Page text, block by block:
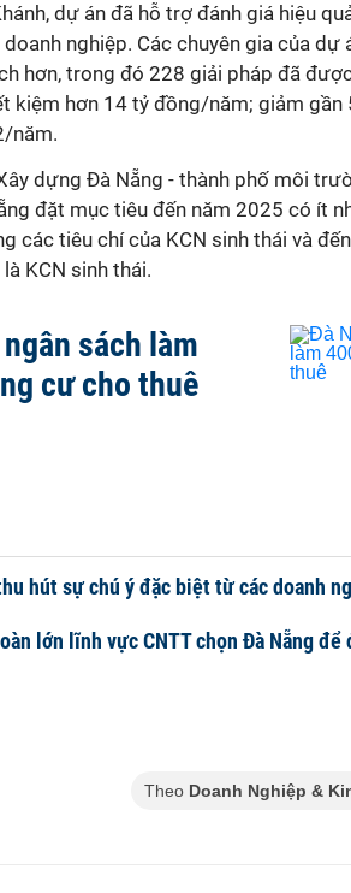
dự án đã hỗ trợ đánh giá hiệu
nghiệp. Các chuyên gia của dự
hơn, trong đó 228 giải pháp đã
kiệm hơn 14 tỷ đồng/năm; giảm
năm.
dựng Đà Nẵng - thành phố môi
đặt mục tiêu đến năm 2025 có ít
các tiêu chí của KCN sinh thái và
KCN sinh thái.
sách làm
cư cho thuê
hút sự chú ý đặc biệt từ các doanh
lớn lĩnh vực CNTT chọn Đà Nẵng
Theo Doanh Nghiệp &